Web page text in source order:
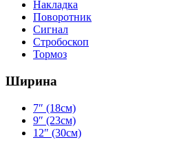
Накладка
Поворотник
Сигнал
Стробоскоп
Тормоз
Ширина
7″ (18см)
9″ (23см)
12″ (30см)